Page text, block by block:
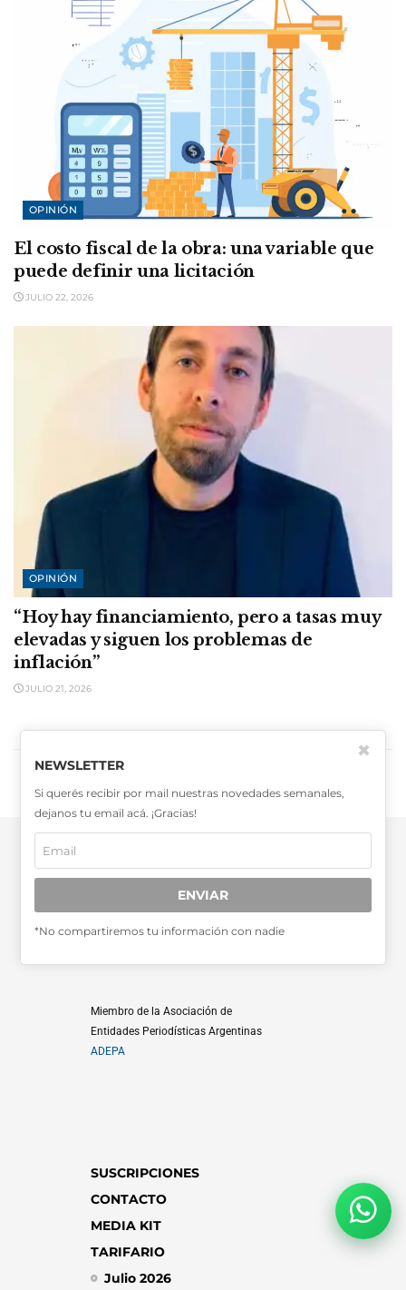
OPINIÓN
El costo fiscal de la obra: una variable que
puede definir una licitación
JULIO 22, 2026
OPINIÓN
“Hoy hay financiamiento, pero a tasas muy
elevadas y siguen los problemas de
inflación”
JULIO 21, 2026
SABER MÁS >>
Miembro de la Asociación de
Entidades Periodísticas Argentinas
ADEPA
SUSCRIPCIONES
CONTACTO
MEDIA KIT
TARIFARIO
Julio 2026
NEWSLETTER
Si querés recibir por mail nuestras novedades semanales,
dejanos tu email acá. ¡Gracias!
ENVIAR
*No compartiremos tu información con nadie
✖